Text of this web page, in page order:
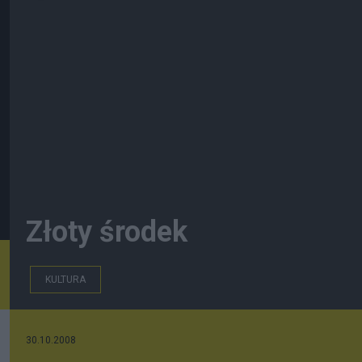
Złoty środek
KULTURA
30.10.2008